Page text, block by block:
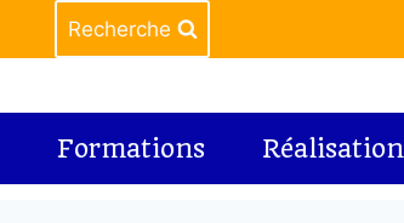
Recherche
Formations